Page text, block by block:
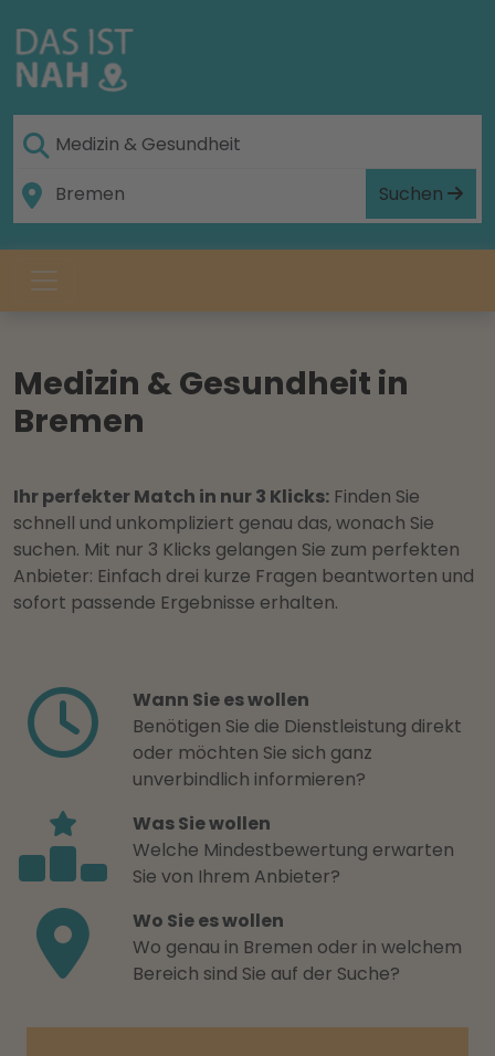
Suchen
Medizin & Gesundheit in
Bremen
Ihr perfekter Match in nur 3 Klicks: Finden Sie
schnell und unkompliziert genau das, wonach Sie
suchen. Mit nur 3 Klicks gelangen Sie zum perfekten
Anbieter: Einfach drei kurze Fragen beantworten und
sofort passende Ergebnisse erhalten.
Wann Sie es wollen
Benötigen Sie die Dienstleistung direkt
oder möchten Sie sich ganz
unverbindlich informieren?
Was Sie wollen
Welche Mindestbewertung erwarten
Sie von Ihrem Anbieter?
Wo Sie es wollen
Wo genau in Bremen oder in welchem
Bereich sind Sie auf der Suche?